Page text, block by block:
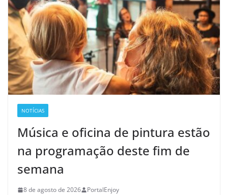
NOTÍCIAS
Música e oficina de pintura estão
na programação deste fim de
semana
8 de agosto de 2026 PortalEnjoy